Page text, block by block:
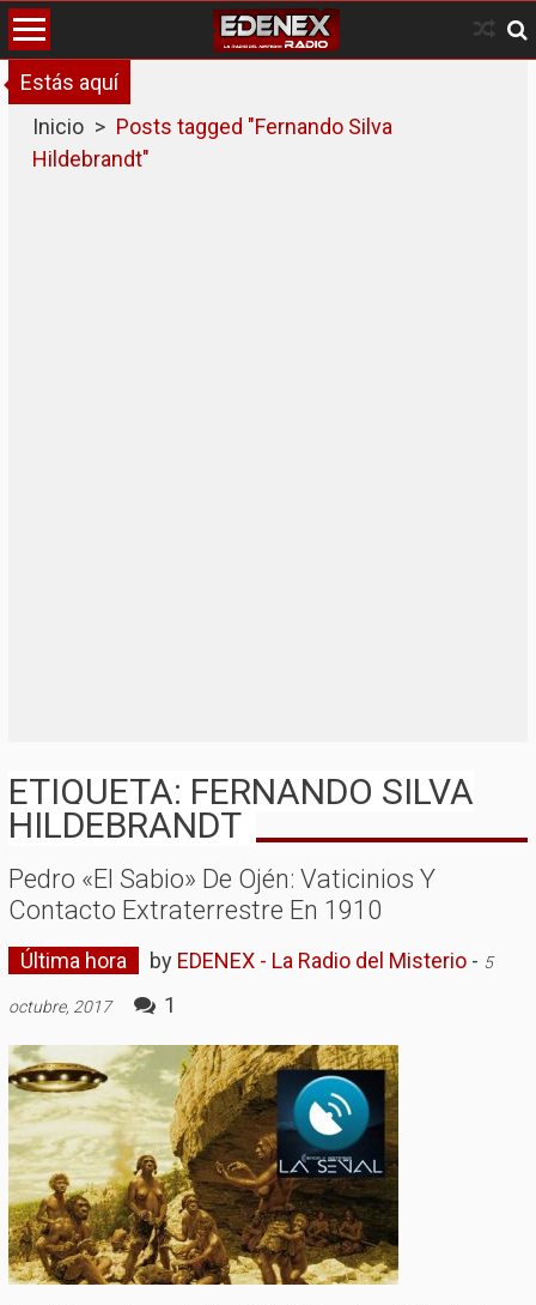
Skip
to
content
Estás aquí
Inicio > Posts tagged "Fernando Silva
Hildebrandt"
ETIQUETA: FERNANDO SILVA
HILDEBRANDT
Pedro «El Sabio» De Ojén: Vaticinios Y
Contacto Extraterrestre En 1910
Última hora by EDENEX - La Radio del Misterio- 5
octubre, 2017 1